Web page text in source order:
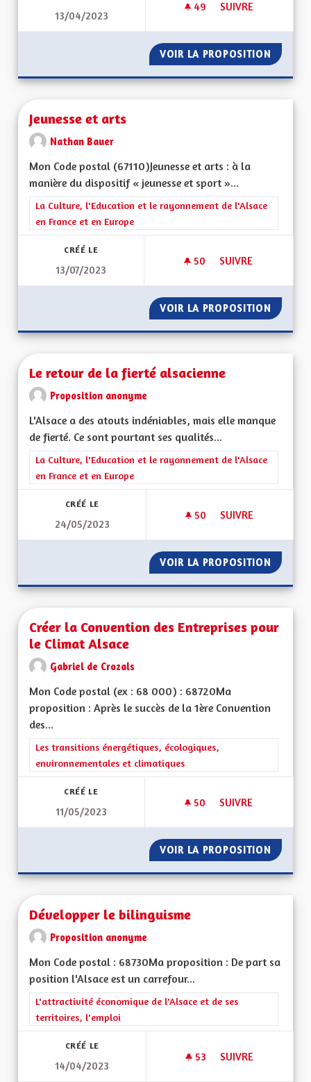
13/04/2023
49 49 ABONNÉS
SUIVRE
VOIR LA PROPOSITION ETRE
Jeunesse et arts
Nathan Bauer
Mon Code postal (67110)Jeunesse et arts : à la
manière du dispositif « jeunesse et sport »...
Filtrer les résultats de la catégorie : La Culture, l'Education et
La Culture, l'Education et le rayonnement de l'Alsace
en France et en Europe
CRÉÉ LE
13/07/2023
50 50 ABONNÉS
SUIVRE
VOIR LA PROPOSITION
Le retour de la fierté alsacienne
Proposition anonyme
L'Alsace a des atouts indéniables, mais elle manque
de fierté. Ce sont pourtant ses qualités...
Filtrer les résultats de la catégorie : La Culture, l'Education et
La Culture, l'Education et le rayonnement de l'Alsace
en France et en Europe
CRÉÉ LE
24/05/2023
50 50 ABONNÉS
SUIVRE
VOIR LA PROPOSITION LE
Créer la Convention des Entreprises pour
le Climat Alsace
Gabriel de Crozals
Mon Code postal (ex : 68 000) : 68720Ma
proposition : Après le succès de la 1ère Convention
des...
Filtrer les résultats de la catégorie : Les transitions
Les transitions énergétiques, écologiques,
environnementales et climatiques
CRÉÉ LE
11/05/2023
50 50 ABONNÉS
SUIVRE
VOIR LA PROPOSITION
Développer le bilinguisme
Proposition anonyme
Mon Code postal : 68730Ma proposition : De part sa
position l'Alsace est un carrefour...
Filtrer les résultats de la catégorie : L'attractivité
L'attractivité économique de l'Alsace et de ses
territoires, l'emploi
CRÉÉ LE
14/04/2023
53 53 ABONNÉS
SUIVRE